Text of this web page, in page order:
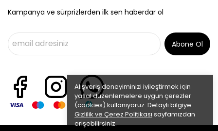
Alışveriş deneyiminizi iyileştirmek için
yasal düzenlemelere uygun çerezler
(cookies) kullanıyoruz. Detaylı bilgiye
Gizlilik ve Çerez Politikası sayfamızdan
erişebilirsiniz.
Kampanya ve sürprizlerden ilk sen haberdar ol
Abone Ol